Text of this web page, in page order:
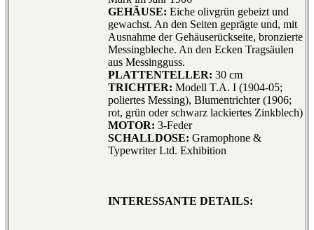
GEHÃUSE: Eiche olivgrün gebeizt und
gewachst. An den Seiten geprägte und, mit
Ausnahme der Gehäuserückseite, bronzierte
Messingbleche. An den Ecken Tragsäulen
aus Messingguss.
PLATTENTELLER: 30 cm
TRICHTER: Modell T.A. I (1904-05;
poliertes Messing), Blumentrichter (1906;
rot, grün oder schwarz lackiertes Zinkblech)
MOTOR: 3-Feder
SCHALLDOSE: Gramophone &
Typewriter Ltd. Exhibition
INTERESSANTE DETAILS: